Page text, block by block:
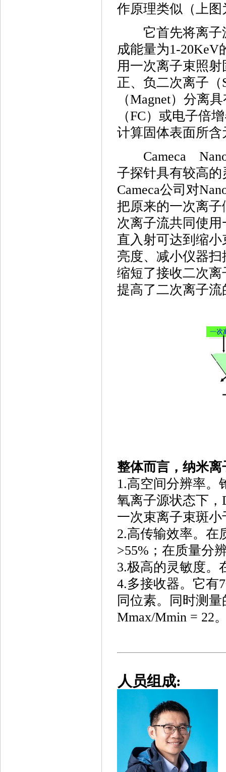
作原理类似（上
它首先将离子
成能量为1-
用一次离子束照
正、负二次离子
（Magnet）分离
（FC）或电子倍
计算固体表面所
Cameca
子探针具有较高
Cameca公司对
把原来的一次离
次离子流共同使
直入射可达到缩
亮度、减小仪器
缩短了接收二次
提高了二次离子
整体而言，纳米
1.高空间分辨率。
氧离子源状态下，
一次束离子束斑
2.高传输效率。在
>55%；在质量分
3.极高的灵敏度
4.多接收器。它有
同位素。同时测
Mmax/Mmin = 22
人员组成: